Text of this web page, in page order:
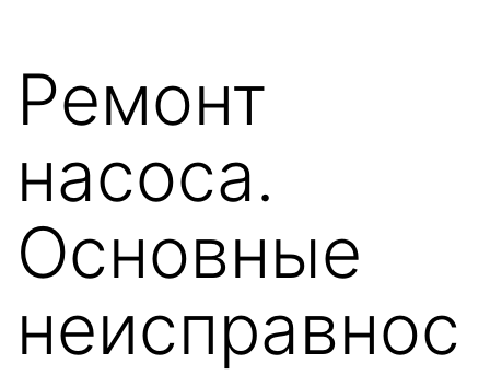
Ремонт
насоса.
Основные
неисправнос